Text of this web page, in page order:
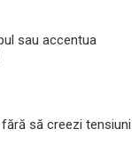
sau accentua
să creezi tensiuni